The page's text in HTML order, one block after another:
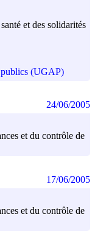
et des solidarités
publics (UGAP)
et du contrôle de
24/06/2005
et du contrôle de
17/06/2005